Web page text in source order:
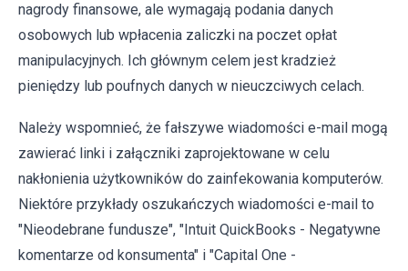
nagrody finansowe, ale wymagają podania danych
osobowych lub wpłacenia zaliczki na poczet opłat
manipulacyjnych. Ich głównym celem jest kradzież
pieniędzy lub poufnych danych w nieuczciwych celach.
Należy wspomnieć, że fałszywe wiadomości e-mail mogą
zawierać linki i załączniki zaprojektowane w celu
nakłonienia użytkowników do zainfekowania komputerów.
Niektóre przykłady oszukańczych wiadomości e-mail to
"Nieodebrane fundusze", "Intuit QuickBooks - Negatywne
komentarze od konsumenta" i "Capital One -